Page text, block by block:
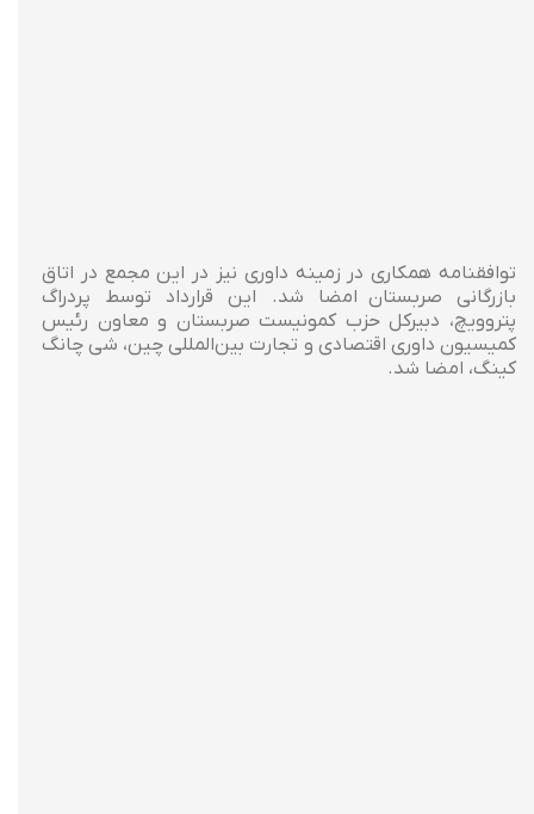
توافقنامه همکاری در زمینه داوری نیز در این مجمع در اتاق
بازرگانی صربستان امضا شد. این قرارداد توسط پردراگ
پتروویچ، دبیرکل حزب کمونیست صربستان و معاون رئیس
کمیسیون داوری اقتصادی و تجارت بین‌المللی چین، شی چانگ
کینگ، امضا شد.